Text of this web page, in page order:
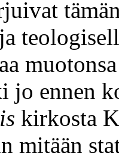
jo ennen
kirkosta
mitään